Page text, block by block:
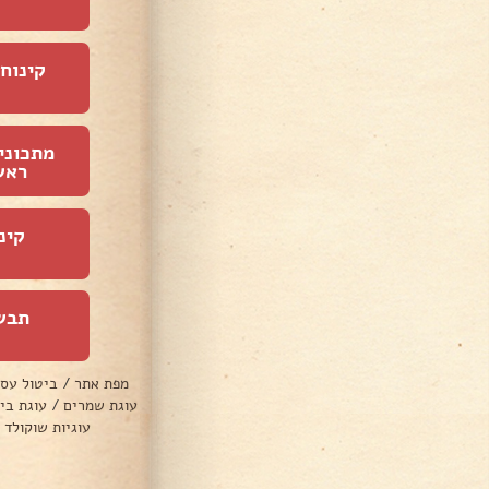
מפת אתר / ביטול
עוגת שמרים / עוגת
עוגיות